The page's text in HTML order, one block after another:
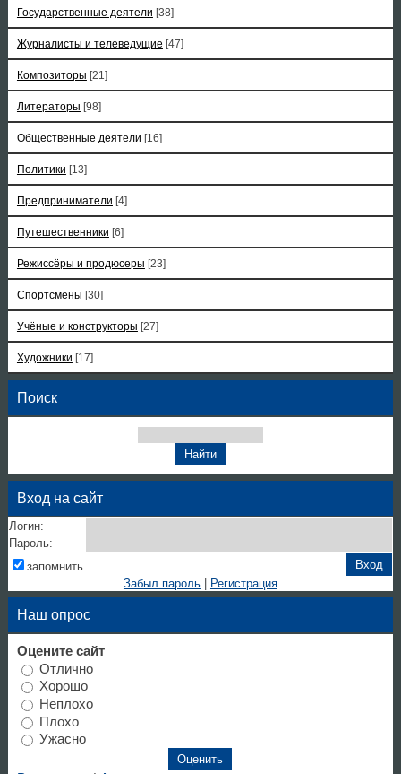
Государственные деятели [38]
Журналисты и телеведущие [47]
Композиторы [21]
Литераторы [98]
Общественные деятели [16]
Политики [13]
Предприниматели [4]
Путешественники [6]
Режиссёры и продюсеры [23]
Спортсмены [30]
Учёные и конструкторы [27]
Художники [17]
Поиск
Вход на сайт
Логин:
Пароль:
запомнить
Забыл пароль| Регистрация
Наш опрос
Оцените сайт
Отлично
Хорошо
Неплохо
Плохо
Ужасно